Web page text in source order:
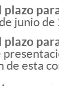
plazo
junio
plazo
de esta